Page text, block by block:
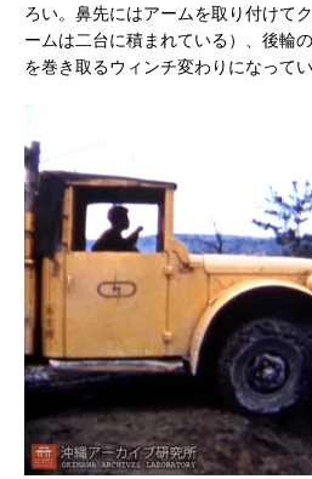
ろい。鼻先にはアームを取り付けて
ームは二台に積まれている）、後輪
を巻き取るウィンチ変わりになって